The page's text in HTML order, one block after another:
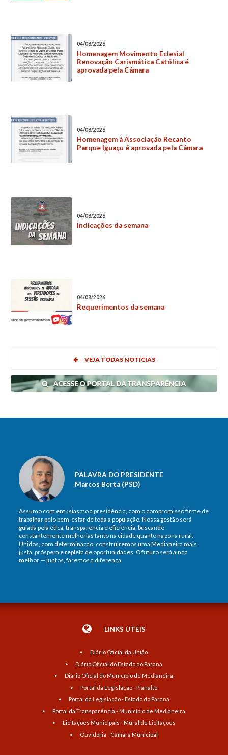
04/08/2026
Homenagem Movimento Eclesial
Renovação Carismática Católica é
aprovada pela Câmara
04/08/2026
Homenagem à Associação Recanto
Parque Iguaçu é aprovada pela Câmara
04/08/2026
Indicações da semana
04/08/2026
Requerimentos da semana
VEJA TODAS NOTÍCIAS
PALAVRA DO PRESIDENTE
Marcos Berta (PSD)
Assumo com entusiasmo a presidência, com o compromisso firme de
trabalhar pelo bem-estar de toda a população. Nossa gestão será
guiada pela ética, transparência e eficiência, buscando
constantemente melhorias tanto na cidade quanto na zona rural.
Unidos, com determinação, construiremos uma Medianeira mais
justa, próspera e repleta de oportunidades. O futuro será ainda
melhor — juntos, faremos a diferença.
LINKS ÚTEIS
Diário Oficial da União
Diário Oficial do Estado do Paraná
Diário Oficial do Município de Medianeira
Portal da Legislação - Planalto
Portal da Legislação - Estado do Paraná
Portal da Transparência - Município de Medianeira
Licitações Municipais - Mural de Licitações
Ouvidoria - Câmara Municipal